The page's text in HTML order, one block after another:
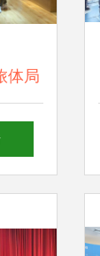
体局
文化
服务